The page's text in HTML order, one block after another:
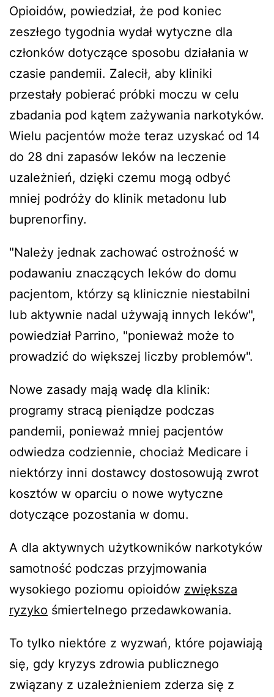
Opioidów, powiedział, że pod koniec
zeszłego tygodnia wydał wytyczne dla
członków dotyczące sposobu działania w
czasie pandemii. Zalecił, aby kliniki
przestały pobierać próbki moczu w celu
zbadania pod kątem zażywania narkotyków.
Wielu pacjentów może teraz uzyskać od 14
do 28 dni zapasów leków na leczenie
uzależnień, dzięki czemu mogą odbyć
mniej podróży do klinik metadonu lub
buprenorfiny.
"Należy jednak zachować ostrożność w
podawaniu znaczących leków do domu
pacjentom, którzy są klinicznie niestabilni
lub aktywnie nadal używają innych leków",
powiedział Parrino, "ponieważ może to
prowadzić do większej liczby problemów".
Nowe zasady mają wadę dla klinik:
programy stracą pieniądze podczas
pandemii, ponieważ mniej pacjentów
odwiedza codziennie, chociaż Medicare i
niektórzy inni dostawcy dostosowują zwrot
kosztów w oparciu o nowe wytyczne
dotyczące pozostania w domu.
A dla aktywnych użytkowników narkotyków
samotność podczas przyjmowania
wysokiego poziomu opioidów zwiększa
ryzyko śmiertelnego przedawkowania.
To tylko niektóre z wyzwań, które pojawiają
się, gdy kryzys zdrowia publicznego
związany z uzależnieniem zderza się z